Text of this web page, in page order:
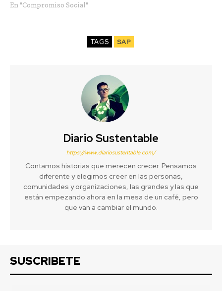
En "Compromiso Social"
TAGS SAP
Diario Sustentable
https://www.diariosustentable.com/
Contamos historias que merecen crecer. Pensamos
diferente y elegimos creer en las personas,
comunidades y organizaciones, las grandes y las que
están empezando ahora en la mesa de un café, pero
que van a cambiar el mundo.
SUSCRIBETE